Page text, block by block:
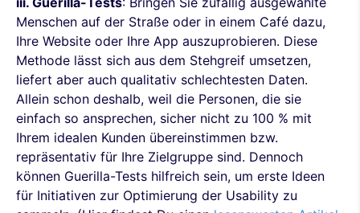
Menschen auf der Straße oder in einem Café dazu,
Ihre Website oder Ihre App auszuprobieren. Diese
Methode lässt sich aus dem Stehgreif umsetzen,
liefert aber auch qualitativ schlechtesten Daten.
Allein schon deshalb, weil die Personen, die sie
einfach so ansprechen, sicher nicht zu 100 % mit
Ihrem idealen Kunden übereinstimmen bzw.
repräsentativ für Ihre Zielgruppe sind. Dennoch
können Guerilla-Tests hilfreich sein, um erste Ideen
für Initiativen zur Optimierung der Usability zu